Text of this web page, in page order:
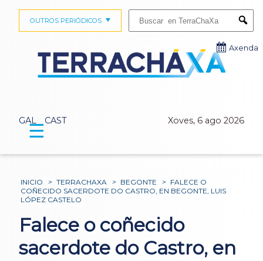
GAL CAST Xoves, 6 ago 2026
OUTROS PERIÓDICOS
Axenda
☰
INICIO > TERRACHAXA > BEGONTE > FALECE O
COÑECIDO SACERDOTE DO CASTRO, EN BEGONTE, LUIS
LÓPEZ CASTELO
Falece o coñecido
sacerdote do Castro, en